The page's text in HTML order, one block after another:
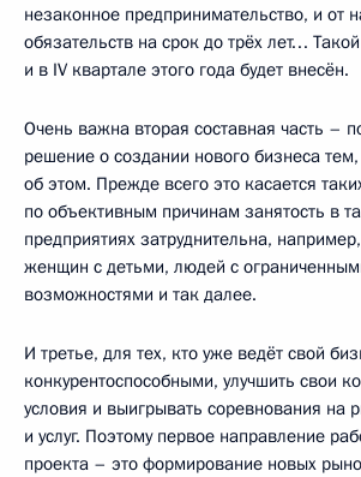
незаконное предпринимательство, и от
обязательств на срок до трёх лет…
и в IV квартале этого года будет внесён.
Очень важна вторая составная часть –
решение о создании нового бизнеса
об этом. Прежде всего это касается
по объективным причинам занятость в
предприятиях затруднительна,
женщин с детьми, людей с
возможностями и так далее.
И третье, для тех, кто уже ведёт свой
конкурентоспособными, улучшить свои
условия и выигрывать соревнования на
и услуг. Поэтому первое направление
проекта – это формирование новых